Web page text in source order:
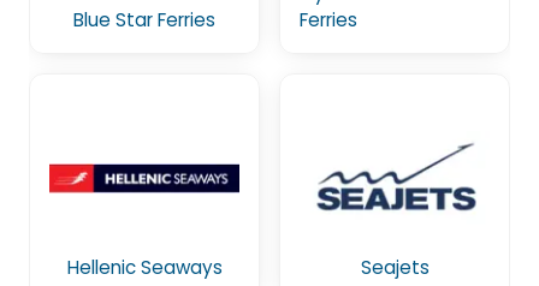
Blue Star Ferries
Ferries
Hellenic Seaways Seajets